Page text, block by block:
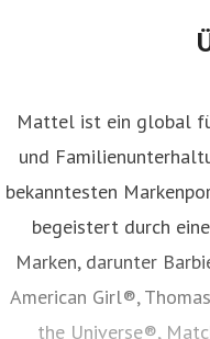
Mattel ist ein global
und
bekanntesten
begeistert durch
Marken, darunter
American Girl®,
the Universe®,